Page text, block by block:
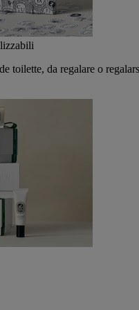
toilette, da regalare o